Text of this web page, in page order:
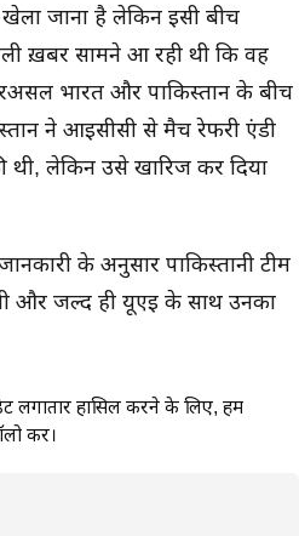
जाना है लेकिन इसी बीच
ख़बर सामने आ रही थी कि वह
भारत और पाकिस्तान के बीच
ने आईसीसी से मैच रेफरी एंडी
थी, लेकिन उसे खारिज कर दिया
के अनुसार पाकिस्तानी टीम
और जल्द ही यूएई के साथ उनका
हासिल करने के लिए, हमें
करें।